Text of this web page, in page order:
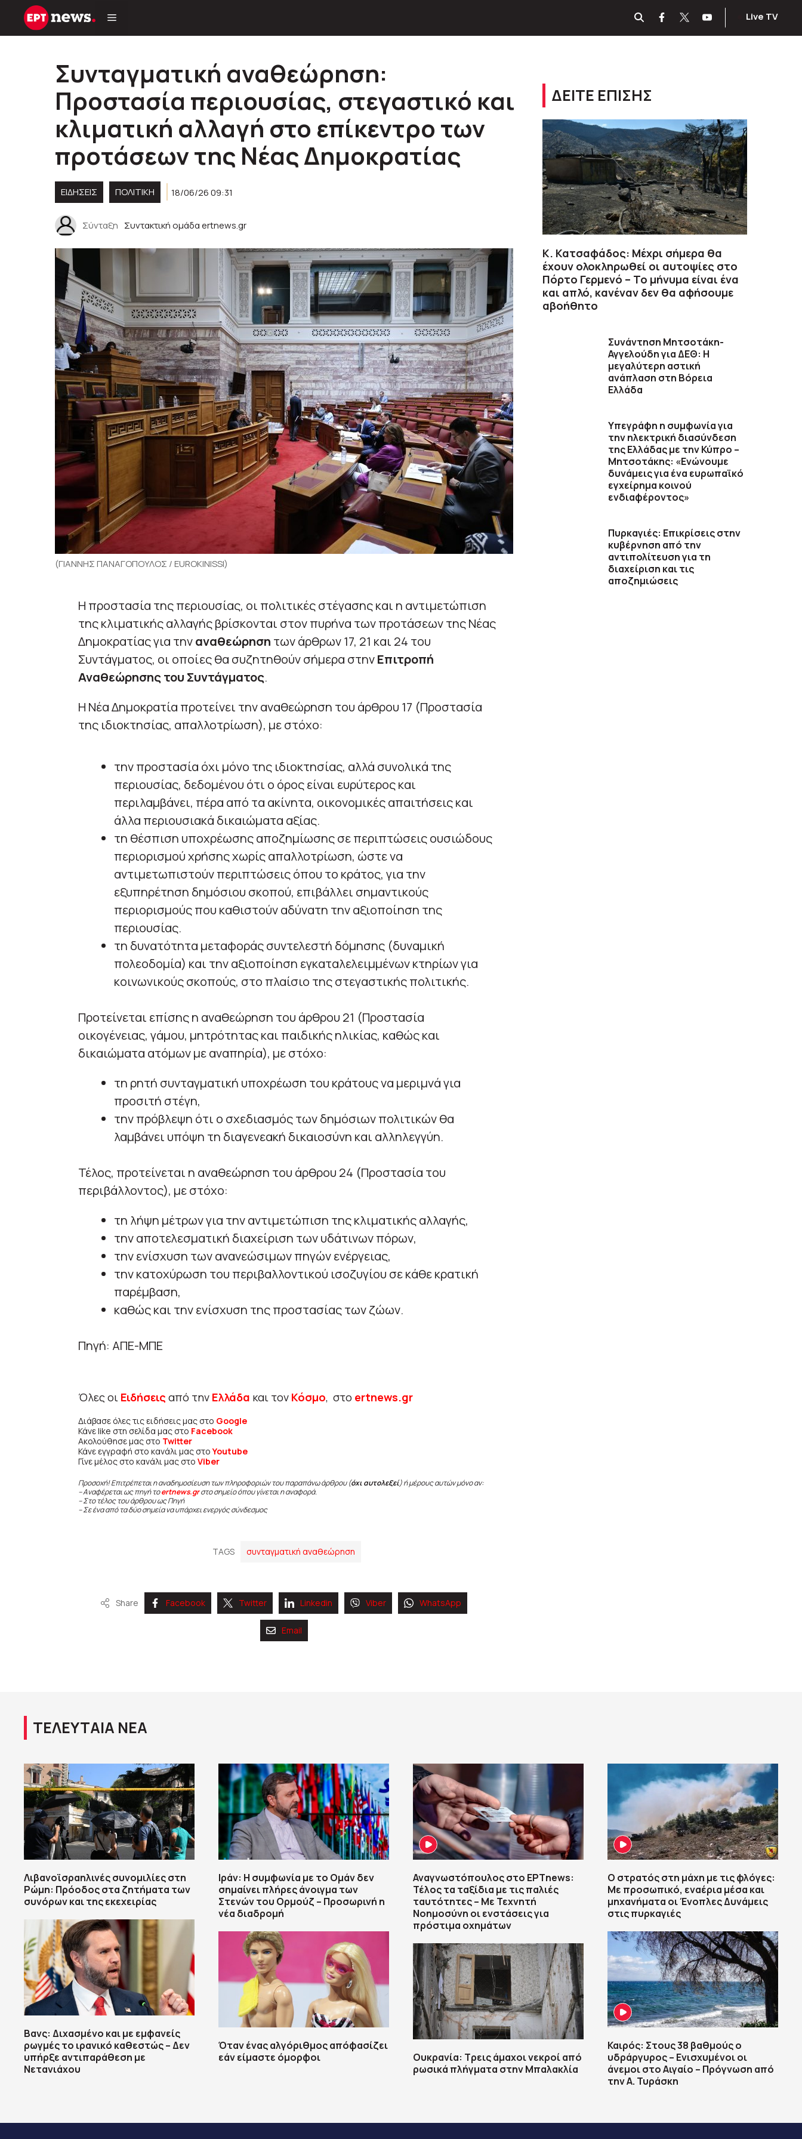
Μετάβαση
Live TV
Συνταγματική αναθεώρηση:
Προστασία περιουσίας, στεγαστικό και
κλιματική αλλαγή στο επίκεντρο των
προτάσεων της Νέας Δημοκρατίας
ΕΙΔΗΣΕΙΣ ΠΟΛΙΤΙΚΉ 18/06/26 09:31
Σύνταξη Συντακτική ομάδα ertnews.gr
(ΓΙΑΝΝΗΣ ΠΑΝΑΓΟΠΟΥΛΟΣ / EUROKINISSI)
Η προστασία της περιουσίας, οι πολιτικές στέγασης και η αντιμετώπιση
της κλιματικής αλλαγής βρίσκονται στον πυρήνα των προτάσεων της Νέας
Δημοκρατίας για τηναναθεώρηση των άρθρων 17, 21 και 24 του
Συντάγματος, οι οποίες θα συζητηθούν σήμερα στηνΕπιτροπή
Αναθεώρησης του Συντάγματος.
Η Νέα Δημοκρατία προτείνει την αναθεώρηση του άρθρου 17 (Προστασία
της ιδιοκτησίας, απαλλοτρίωση), με στόχο:
την προστασία όχι μόνο της ιδιοκτησίας, αλλά συνολικά της
περιουσίας, δεδομένου ότι ο όρος είναι ευρύτερος και
περιλαμβάνει, πέρα από τα ακίνητα, οικονομικές απαιτήσεις και
άλλα περιουσιακά δικαιώματα αξίας.
τη θέσπιση υποχρέωσης αποζημίωσης σε περιπτώσεις ουσιώδους
περιορισμού χρήσης χωρίς απαλλοτρίωση, ώστε να
αντιμετωπιστούν περιπτώσεις όπου το κράτος, για την
εξυπηρέτηση δημόσιου σκοπού, επιβάλλει σημαντικούς
περιορισμούς που καθιστούν αδύνατη την αξιοποίηση της
περιουσίας.
τη δυνατότητα μεταφοράς συντελεστή δόμησης (δυναμική
πολεοδομία) και την αξιοποίηση εγκαταλελειμμένων κτηρίων για
κοινωνικούς σκοπούς, στο πλαίσιο της στεγαστικής πολιτικής.
Προτείνεται επίσης η αναθεώρηση του άρθρου 21 (Προστασία
οικογένειας, γάμου, μητρότητας και παιδικής ηλικίας, καθώς και
δικαιώματα ατόμων με αναπηρία), με στόχο:
τη ρητή συνταγματική υποχρέωση του κράτους να μεριμνά για
προσιτή στέγη,
την πρόβλεψη ότι ο σχεδιασμός των δημόσιων πολιτικών θα
λαμβάνει υπόψη τη διαγενεακή δικαιοσύνη και αλληλεγγύη.
Τέλος, προτείνεται η αναθεώρηση του άρθρου 24 (Προστασία του
περιβάλλοντος), με στόχο:
τη λήψη μέτρων για την αντιμετώπιση της κλιματικής αλλαγής,
την αποτελεσματική διαχείριση των υδάτινων πόρων,
την ενίσχυση των ανανεώσιμων πηγών ενέργειας,
την κατοχύρωση του περιβαλλοντικού ισοζυγίου σε κάθε κρατική
παρέμβαση,
καθώς και την ενίσχυση της προστασίας των ζώων.
Πηγή: ΑΠΕ-ΜΠΕ
Όλες οι Ειδήσεις από την Ελλάδα και τον Κόσμο, στο ertnews.gr
Διάβασε όλες τις ειδήσεις μας στο Google
Κάνε like στη σελίδα μας στο Facebook
Ακολούθησε μας στο Twitter
Κάνε εγγραφή στο κανάλι μας στοYoutube
Γίνε μέλος στο κανάλι μας στο Viber
Προσοχή! Επιτρέπεται η αναδημοσίευση των πληροφοριών του παραπάνω άρθρου (όχι αυτολεξεί) ή μέρους αυτών μόνο αν:
– Αναφέρεται ως πηγή τοertnews.gr στο σημείο όπου γίνεται η αναφορά.
– Στο τέλος του άρθρου ως Πηγή
– Σε ένα από τα δύο σημεία να υπάρχει ενεργός σύνδεσμος
TAGS συνταγματική αναθεώρηση
Share Facebook Twitter Linkedin Viber WhatsApp
Email
ΔΕΙΤΕ ΕΠΙΣΗΣ
Κ. Κατσαφάδος: Μέχρι σήμερα θα
έχουν ολοκληρωθεί οι αυτοψίες στο
Πόρτο Γερμενό – Το μήνυμα είναι ένα
και απλό, κανέναν δεν θα αφήσουμε
αβοήθητο
Συνάντηση Μητσοτάκη-
Αγγελούδη για ΔΕΘ: Η
μεγαλύτερη αστική
ανάπλαση στη Βόρεια
Ελλάδα
Υπεγράφη η συμφωνία για
την ηλεκτρική διασύνδεση
της Ελλάδας με την Κύπρο –
Μητσοτάκης: «Ενώνουμε
δυνάμεις για ένα ευρωπαϊκό
εγχείρημα κοινού
ενδιαφέροντος»
Πυρκαγιές: Επικρίσεις στην
κυβέρνηση από την
αντιπολίτευση για τη
διαχείριση και τις
αποζημιώσεις
ΤΕΛΕΥΤΑΙΑ ΝΕΑ
Λιβανοϊσραηλινές συνομιλίες στη
Ρώμη: Πρόοδος στα ζητήματα των
συνόρων και της εκεχειρίας
Βανς: Διχασμένο και με εμφανείς
ρωγμές το ιρανικό καθεστώς – Δεν
υπήρξε αντιπαράθεση με
Νετανιάχου
Ιράν: Η συμφωνία με το Ομάν δεν
σημαίνει πλήρες άνοιγμα των
Στενών του Ορμούζ – Προσωρινή η
νέα διαδρομή
Όταν ένας αλγόριθμος απόφασίζει
εάν είμαστε όμορφοι
Αναγνωστόπουλος στο ΕΡΤnews:
Τέλος τα ταξίδια με τις παλιές
ταυτότητες – Με Τεχνητή
Νοημοσύνη οι ενστάσεις για
πρόστιμα οχημάτων
Ουκρανία: Τρεις άμαχοι νεκροί από
ρωσικά πλήγματα στην Μπαλακλία
Ο στρατός στη μάχη με τις φλόγες:
Με προσωπικό, εναέρια μέσα και
μηχανήματα οι Ένοπλες Δυνάμεις
στις πυρκαγιές
Καιρός: Στους 38 βαθμούς ο
υδράργυρος – Ενισχυμένοι οι
άνεμοι στο Αιγαίο – Πρόγνωση από
την Α. Τυράσκη